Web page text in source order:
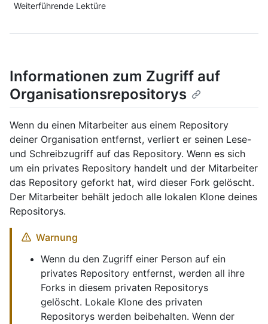
Weiterführende Lektüre
Informationen zum Zugriff auf
Organisationsrepositorys
Wenn du einen Mitarbeiter aus einem Repository
deiner Organisation entfernst, verliert er seinen Lese-
und Schreibzugriff auf das Repository. Wenn es sich
um ein privates Repository handelt und der Mitarbeiter
das Repository geforkt hat, wird dieser Fork gelöscht.
Der Mitarbeiter behält jedoch alle lokalen Klone deines
Repositorys.
Warnung
Wenn du den Zugriff einer Person auf ein
privates Repository entfernst, werden all ihre
Forks in diesem privaten Repositorys
gelöscht. Lokale Klone des privaten
Repositorys werden beibehalten. Wenn der